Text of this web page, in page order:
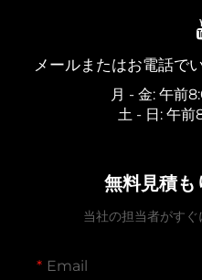
メールまたはお電話で
月 - 金: 午前
土 - 日: 午前
無料見積も
当社の担当者がすぐ
Email